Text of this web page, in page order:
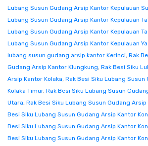
Lubang Susun Gudang Arsip Kantor Kepulauan
Lubang Susun Gudang Arsip Kantor Kepulauan
Lubang Susun Gudang Arsip Kantor Kepulauan
Lubang Susun Gudang Arsip Kantor Kepulauan
lubang susun gudang arsip kantor Kerinci, Rak
Gudang Arsip Kantor Klungkung, Rak Besi Siku
Arsip Kantor Kolaka, Rak Besi Siku Lubang
Kolaka Timur, Rak Besi Siku Lubang Susun
Utara, Rak Besi Siku Lubang Susun Gudang
Besi Siku Lubang Susun Gudang Arsip Kantor
Besi Siku Lubang Susun Gudang Arsip Kantor
Besi Siku Lubang Susun Gudang Arsip Kantor